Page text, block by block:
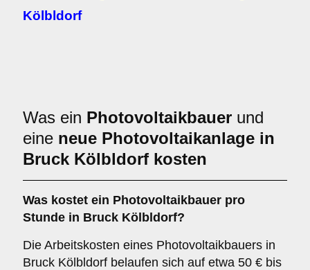
Kölbldorf
Was ein Photovoltaikbauer und
eine neue Photovoltaikanlage in
Bruck Kölbldorf kosten
Was kostet ein Photovoltaikbauer pro
Stunde in Bruck Kölbldorf?
Die Arbeitskosten eines Photovoltaikbauers in
Bruck Kölbldorf belaufen sich auf etwa 50 € bis